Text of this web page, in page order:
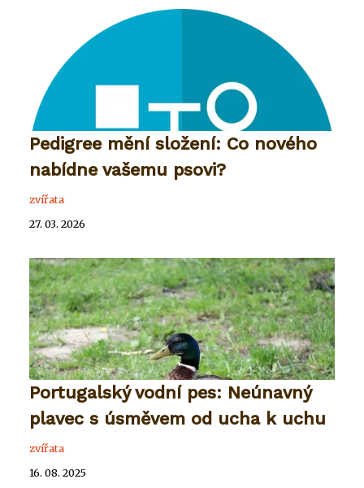
Pedigree mění složení: Co nového
nabídne vašemu psovi?
zvířata
27. 03. 2026
Portugalský vodní pes: Neúnavný
plavec s úsměvem od ucha k uchu
zvířata
16. 08. 2025